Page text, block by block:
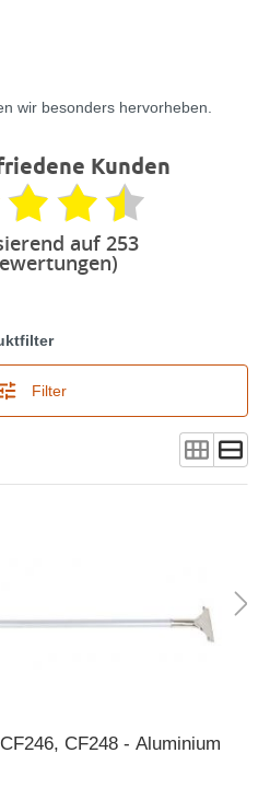
wir besonders hervorheben.
Kunden
auf 253
Filter
CF248 - Aluminium